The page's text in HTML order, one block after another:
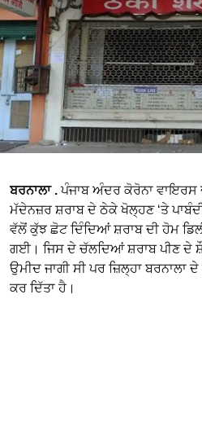
ਬਰਨਾਲਾ .ਪੰਜਾਬ ਅੰਦਰ ਕੋਰੋਨਾ
ਮੱਦੇਨਜ਼ਰ ਸ਼ਰਾਬ ਦੇ ਠੇਕੇ ਖੋਲ੍ਹਣ ‘ਤੇ
ਵੱਲੋਂ ਕੁੱਝ ਛੋਟ ਦਿੰਦਿਆਂ ਸ਼ਰਾਬ ਦੀ ਹੋਮ
ਗਈ। ਜਿਸ ਦੇ ਚੱਲਦਿਆਂ ਸ਼ਰਾਬ ਪੀਣ ਦੇ
ਉਮੀਦ ਜਾਗੀ ਸੀ ਪਰ ਜ਼ਿਲ੍ਹਾ ਬਰਨਾਲਾ
ਕਰ ਦਿੱਤਾ ਹੈ।